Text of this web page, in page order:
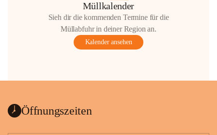
Müllkalender
Sieh dir die kommenden Termine für die
Müllabfuhr in deiner Region an.
Kalender ansehen
Öffnungszeiten